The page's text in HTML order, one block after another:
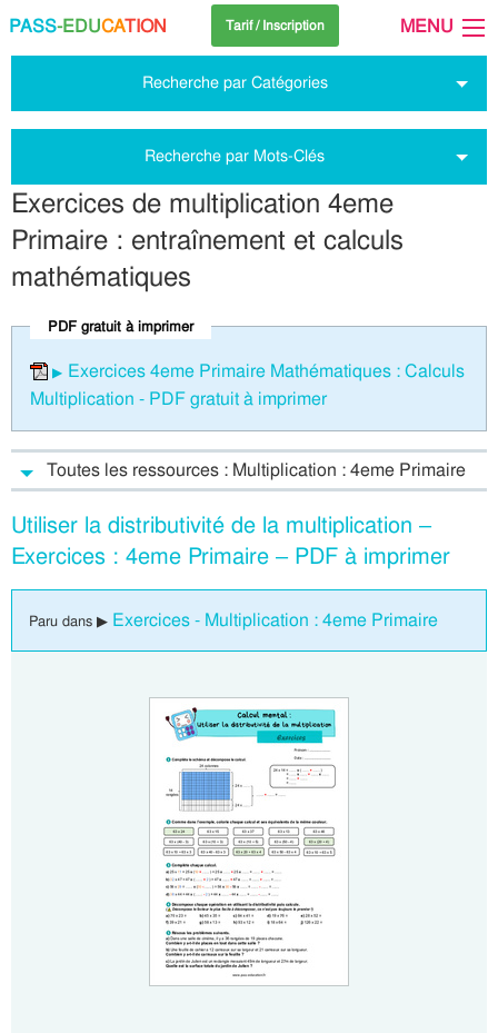
PASS-EDUCATION Tarif / Inscription MENU
Recherche par Catégories
Recherche par Mots-Clés
Exercices de multiplication 4eme
Primaire : entraînement et calculs
mathématiques
PDF gratuit à imprimer
Exercices 4eme Primaire Mathématiques : Calculs
Multiplication - PDF gratuit à imprimer
Toutes les ressources : Multiplication : 4eme Primaire
Utiliser la distributivité de la multiplication –
Exercices : 4eme Primaire – PDF à imprimer
Paru dans ▶ Exercices - Multiplication : 4eme Primaire